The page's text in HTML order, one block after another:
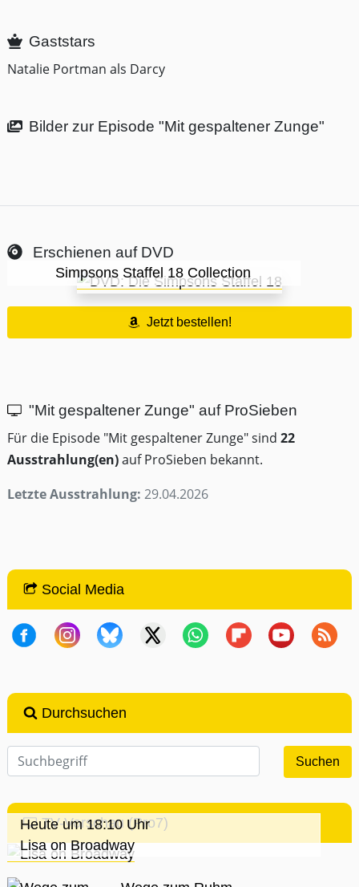
Gaststars
Natalie Portman als Darcy
Bilder zur Episode "Mit gespaltener Zunge"
Erschienen auf DVD
Simpsons Staffel 18 Collection
Jetzt bestellen!
"Mit gespaltener Zunge" auf ProSieben
Für die Episode "Mit gespaltener Zunge" sind 22
Ausstrahlung(en)auf ProSieben bekannt.
Letzte Ausstrahlung: 29.04.2026
Social Media
Durchsuchen
TV-Vorschau (Pro7)
Heute um 18:10 Uhr
Lisa on Broadway